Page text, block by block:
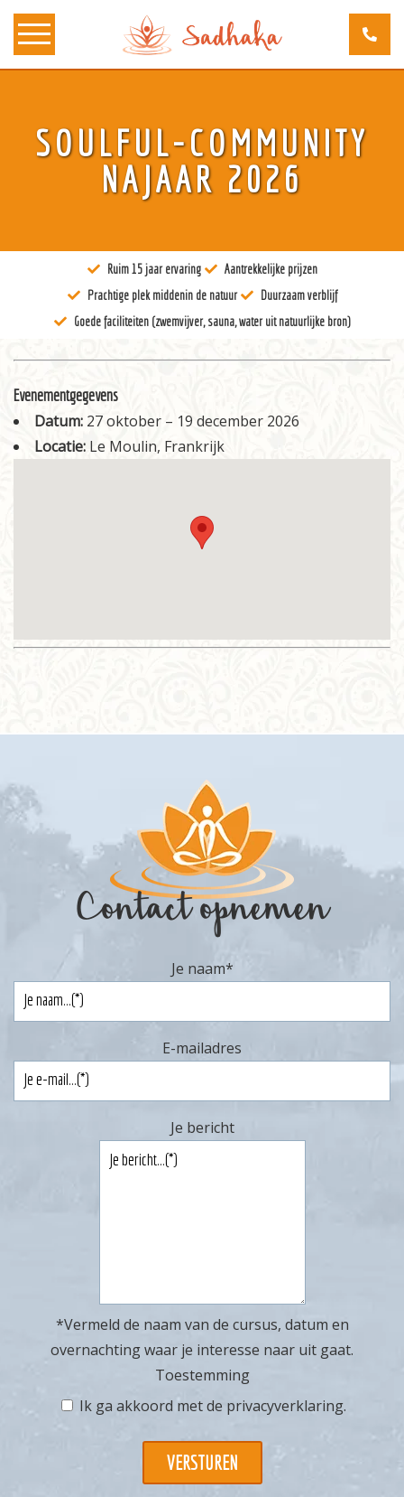
Kunst
Docenten
Verblijven
Informatie
SOULFUL-COMMUNITY
NAJAAR 2026
Ruim 15 jaar ervaring
Aantrekkelijke prijzen
Prachtige plek middenin de natuur
Duurzaam verblijf
Goede faciliteiten (zwemvijver, sauna, water uit natuurlijke bron)
Evenementgegevens
Datum: 27 oktober – 19 december 2026
Locatie: Le Moulin, Frankrijk
Contact opnemen
Je naam*
E-mailadres
Je bericht
*Vermeld de naam van de cursus, datum en
overnachting waar je interesse naar uit gaat.
Toestemming
Ik ga akkoord met de privacyverklaring.